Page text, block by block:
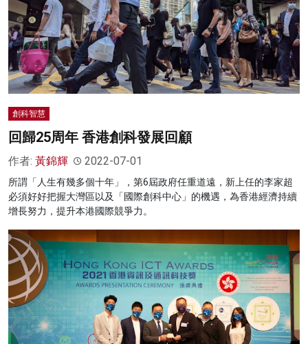
創科智慧
回歸25周年 香港創科發展回顧
作者: 黃錦輝 2022-07-01
所謂「人生有幾多個十年」，第6屆政府任重道遠，新上任的李家超
必須好好把握大灣區以及「國際創科中心」的機遇，為香港經濟持續
增長努力，提升本港國際競爭力。